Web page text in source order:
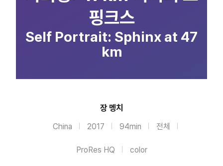
핑크스
Self Portrait: Sphinx at 47
km
장 멩치
China 2017 94min 전체
ProRes HQ color